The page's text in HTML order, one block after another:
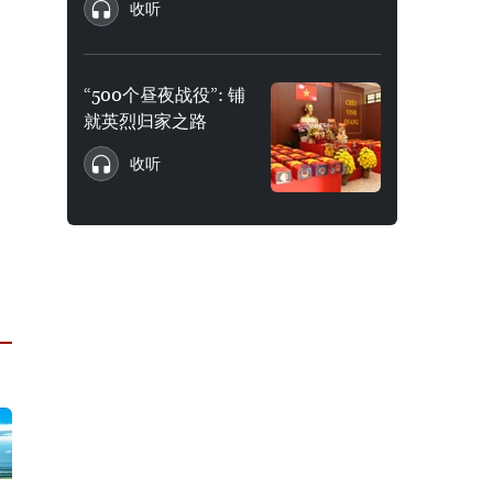
收听
“500个昼夜战役”: 铺
就英烈归家之路
收听